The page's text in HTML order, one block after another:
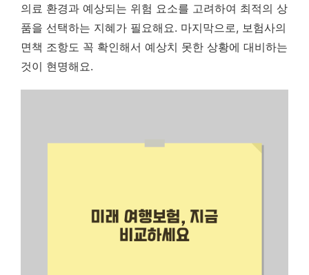
의료 환경과 예상되는 위험 요소를 고려하여 최적의 상
품을 선택하는 지혜가 필요해요. 마지막으로, 보험사의
면책 조항도 꼭 확인해서 예상치 못한 상황에 대비하는
것이 현명해요.